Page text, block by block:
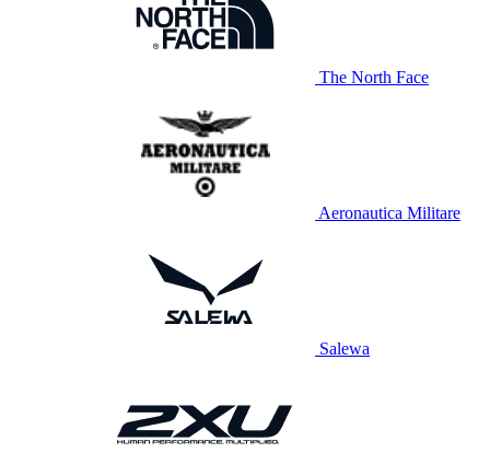
The North Face
Aeronautica Militare
Salewa